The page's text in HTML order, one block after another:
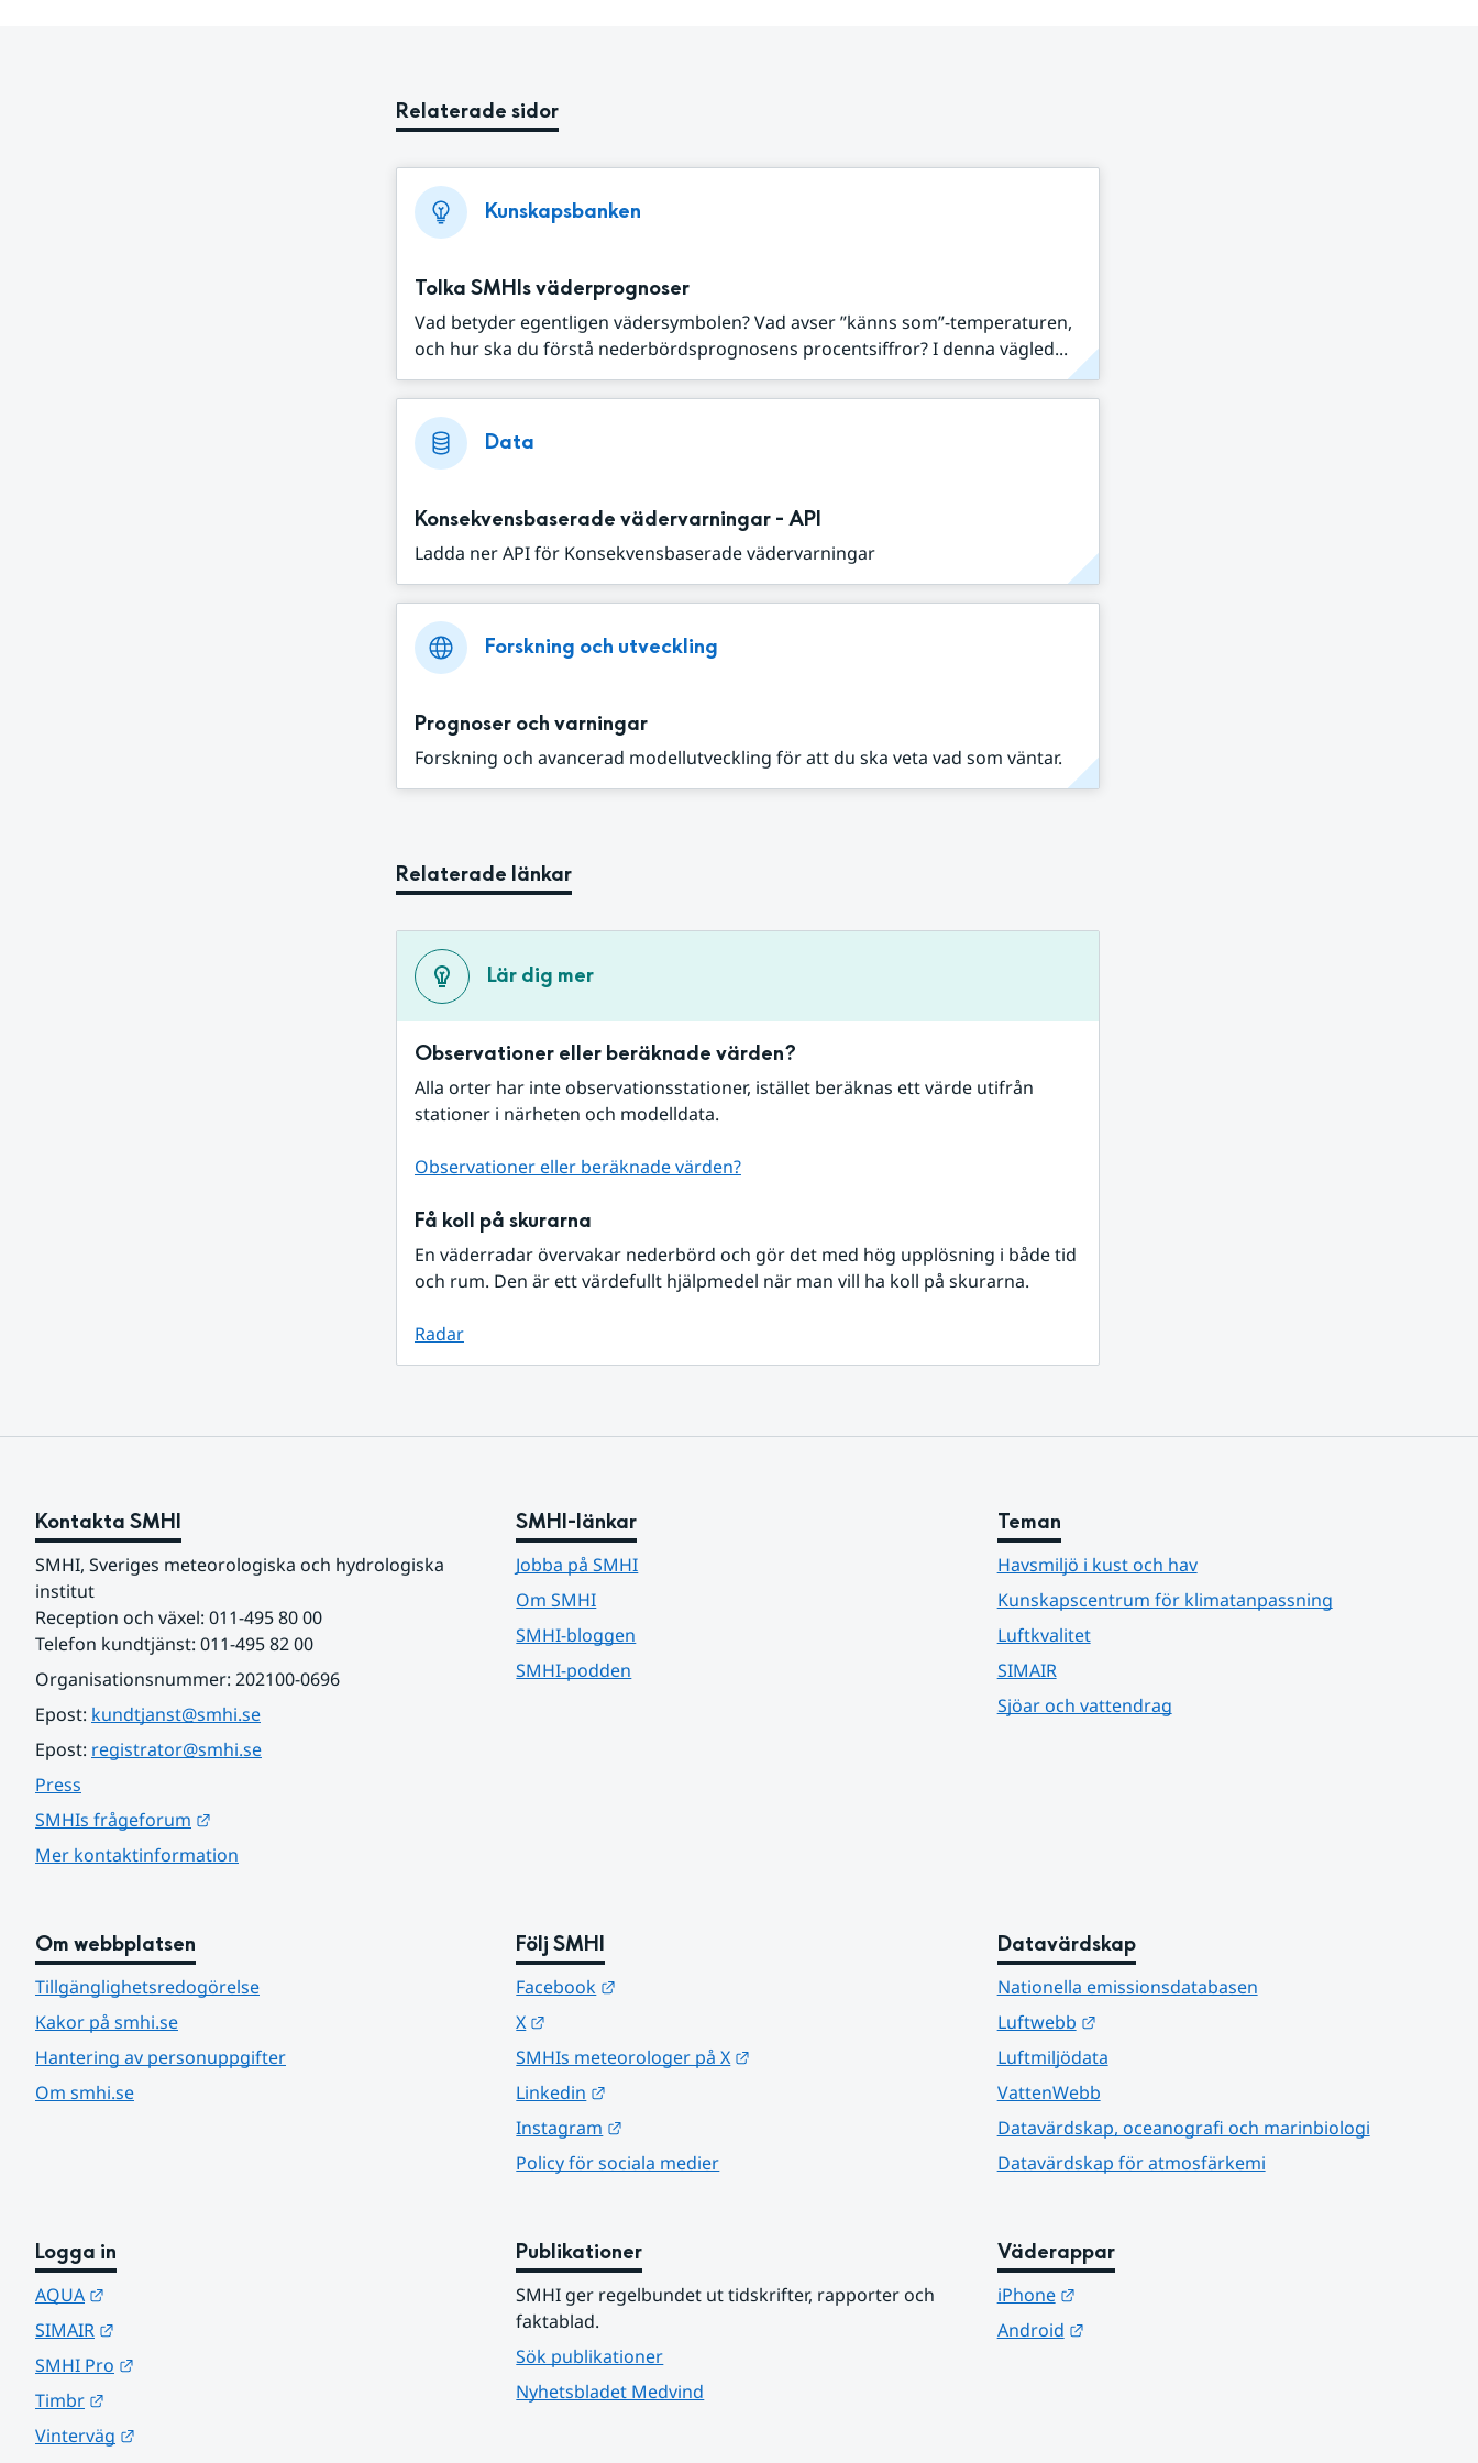
Relaterade sidor
Kunskapsbanken
Tolka SMHIs väderprognoser
Vad betyder egentligen vädersymbolen? Vad avser ”känns som”-temperaturen,
och hur ska du förstå nederbördsprognosens procentsiffror? I denna vägled...
Data
Konsekvensbaserade vädervarningar - API
Ladda ner API för Konsekvensbaserade vädervarningar
Forskning och utveckling
Prognoser och varningar
Forskning och avancerad modellutveckling för att du ska veta vad som väntar.
Relaterade länkar
Lär dig mer
Observationer eller beräknade värden?
Alla orter har inte observationsstationer, istället beräknas ett värde utifrån
stationer i närheten och modelldata.
Observationer eller beräknade värden?
Få koll på skurarna
En väderradar övervakar nederbörd och gör det med hög upplösning i både tid
och rum. Den är ett värdefullt hjälpmedel när man vill ha koll på skurarna.
Radar
Kontakta SMHI
SMHI, Sveriges meteorologiska och hydrologiska
institut
Reception och växel: 011-495 80 00
Telefon kundtjänst: 011-495 82 00
Organisationsnummer: 202100-0696
Epost: kundtjanst@smhi.se
Epost: registrator@smhi.se
Press
SMHIs frågeforum
Mer kontaktinformation
SMHI-länkar
Jobba på SMHI
Om SMHI
SMHI-bloggen
SMHI-podden
Teman
Havsmiljö i kust och hav
Kunskapscentrum för klimatanpassning
Luftkvalitet
SIMAIR
Sjöar och vattendrag
Om webbplatsen
Tillgänglighetsredogörelse
Kakor på smhi.se
Hantering av personuppgifter
Om smhi.se
Följ SMHI
Facebook
X
SMHIs meteorologer på X
Linkedin
Instagram
Policy för sociala medier
Datavärdskap
Nationella emissionsdatabasen
Luftwebb
Länk till annan webbplats.
Luftmiljödata
VattenWebb
Datavärdskap, oceanografi och marinbiologi
Datavärdskap för atmosfärkemi
Logga in
AQUA
SIMAIR
SMHI Pro
Timbr
Vinterväg
Publikationer
SMHI ger regelbundet ut tidskrifter, rapporter och
faktablad.
Sök publikationer
Nyhetsbladet Medvind
Väderappar
iPhone
Länk till annan webbplats.
Android
Länk till annan webbplats.